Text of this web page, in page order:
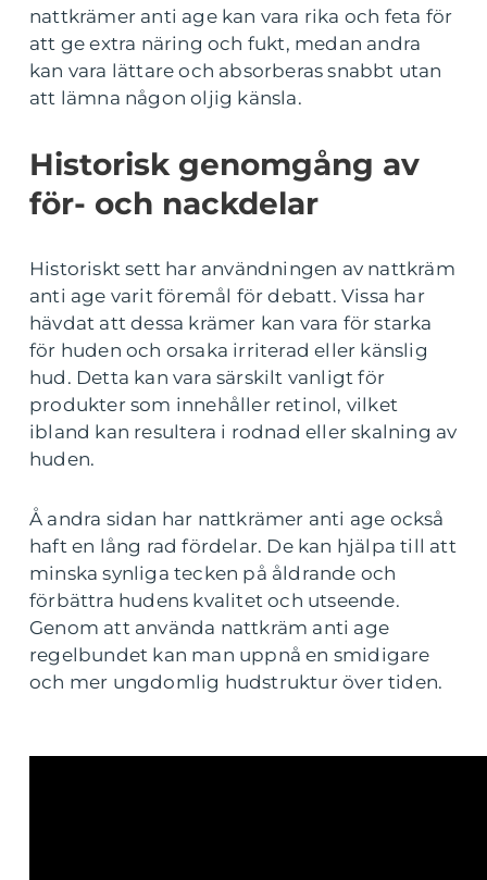
nattkrämer anti age kan vara rika och feta för
att ge extra näring och fukt, medan andra
kan vara lättare och absorberas snabbt utan
att lämna någon oljig känsla.
Historisk genomgång av
för- och nackdelar
Historiskt sett har användningen av nattkräm
anti age varit föremål för debatt. Vissa har
hävdat att dessa krämer kan vara för starka
för huden och orsaka irriterad eller känslig
hud. Detta kan vara särskilt vanligt för
produkter som innehåller retinol, vilket
ibland kan resultera i rodnad eller skalning av
huden.
Å andra sidan har nattkrämer anti age också
haft en lång rad fördelar. De kan hjälpa till att
minska synliga tecken på åldrande och
förbättra hudens kvalitet och utseende.
Genom att använda nattkräm anti age
regelbundet kan man uppnå en smidigare
och mer ungdomlig hudstruktur över tiden.